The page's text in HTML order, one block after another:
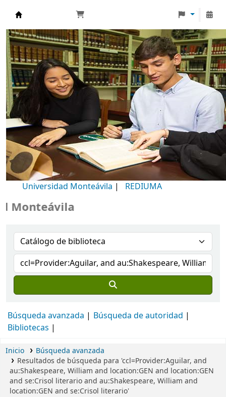
Biblioteca Universidad Monteávila
Universidad Monteávila | REDIUMA
Búsqueda avanzada
Búsqueda de autoridad
Bibliotecas
Inicio
Búsqueda avanzada
Resultados de búsqueda para 'ccl=Provider:Aguilar, and
au:Shakespeare, William and location:GEN and location:GEN
and se:Crisol literario and au:Shakespeare, William and
location:GEN and se:Crisol literario'